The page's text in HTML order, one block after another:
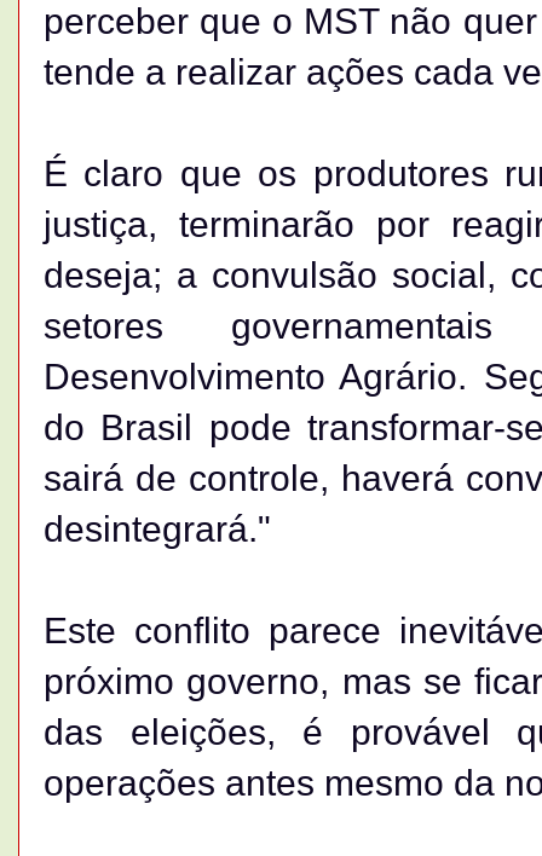
perceber que o MST não
tende a realizar ações cada
É claro que os produtores
justiça, terminarão por
deseja; a convulsão social,
setores
Desenvolvimento Agrário.
do Brasil pode transformar-
sairá de controle, haverá
desintegrará."
Este conflito parece
próximo governo, mas se
das eleições, é provável
operações antes mesmo da